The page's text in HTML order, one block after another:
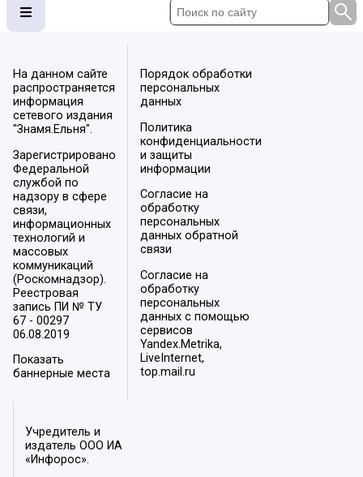
На данном сайте
распространяется
информация
сетевого издания
"Знамя.Ельня".
Зарегистрировано
Федеральной
службой по
надзору в сфере
связи,
информационных
технологий и
массовых
коммуникаций
(Роскомнадзор).
Реестровая
запись ПИ № ТУ
67 - 00297
06.08.2019
Показать
баннерные места
Порядок обработки
персональных
данных
Политика
конфиденциальности
и защиты
информации
Согласие на
обработку
персональных
данных обратной
связи
Согласие на
обработку
персональных
данных с помощью
сервисов
Yandex.Metrika,
LiveInternet,
top.mail.ru
Учредитель и
издатель ООО ИА
«Инфорос».